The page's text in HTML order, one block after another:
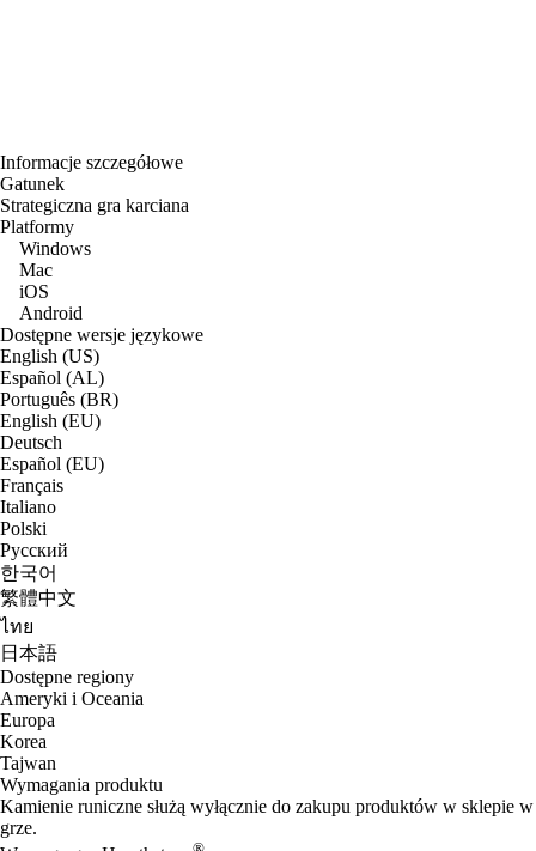
Informacje szczegółowe
Gatunek
Strategiczna gra karciana
Platformy
Windows
Mac
iOS
Android
Dostępne wersje językowe
English (US)
Español (AL)
Português (BR)
English (EU)
Deutsch
Español (EU)
Français
Italiano
Polski
Русский
한국어
繁體中文
ไทย
日本語
Dostępne regiony
Ameryki i Oceania
Europa
Korea
Tajwan
Wymagania produktu
Kamienie runiczne służą wyłącznie do zakupu produktów w sklepie w
grze.